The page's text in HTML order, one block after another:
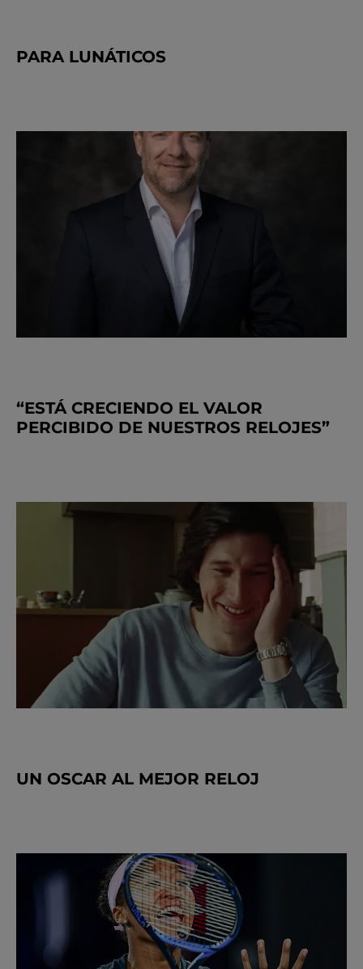
PARA LUNÁTICOS
“ESTÁ CRECIENDO EL VALOR
PERCIBIDO DE NUESTROS RELOJES”
UN OSCAR AL MEJOR RELOJ